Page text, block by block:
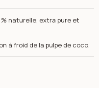
% naturelle, extra pure et
à froid de la pulpe de coco.